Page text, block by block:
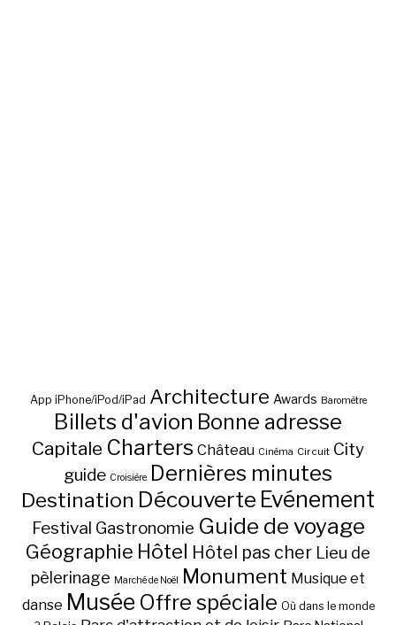
App iPhone/iPod/iPad Architecture Awards Baromètre
Billets d'avion Bonne adresse
Capitale Charters Château Cinéma Circuit City
guide Croisière Dernières minutes
Destination Découverte Evénement
Festival Gastronomie Guide de voyage
Géographie Hôtel Hôtel pas cher Lieu de
pèlerinage Marché de Noël Monument Musique et
danse Musée Offre spéciale Où dans le monde